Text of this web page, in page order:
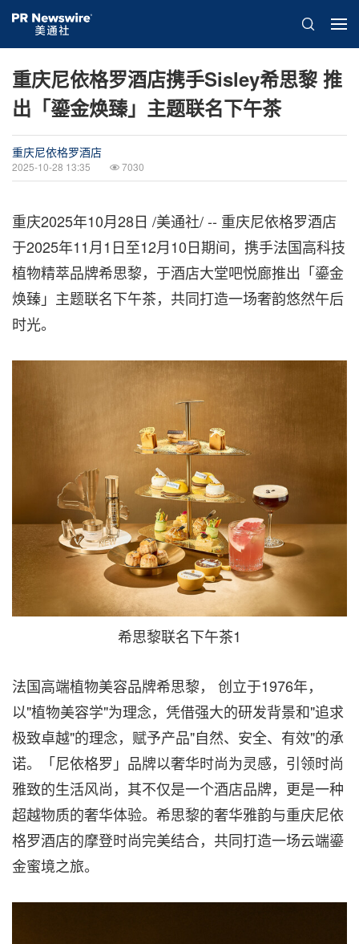
重庆尼依格罗酒店携手Sisley希思黎 推
出「鎏金焕臻」主题联名下午茶
重庆尼依格罗酒店
2025-10-28 13:35 7030
重庆2025年10月28日 /美通社/ -- 重庆尼依格罗酒店
于2025年11月1日至12月10日期间，携手法国高科技
植物精萃品牌希思黎，于酒店大堂吧悦廊推出「鎏金
焕臻」主题联名下午茶，共同打造一场奢韵悠然午后
时光。
希思黎联名下午茶1
法国高端植物美容品牌希思黎， 创立于1976年，
以"植物美容学"为理念，凭借强大的研发背景和"追求
极致卓越"的理念，赋予产品"自然、安全、有效"的承
诺。「尼依格罗」品牌以奢华时尚为灵感，引领时尚
雅致的生活风尚，其不仅是一个酒店品牌，更是一种
超越物质的奢华体验。希思黎的奢华雅韵与重庆尼依
格罗酒店的摩登时尚完美结合，共同打造一场云端鎏
金蜜境之旅。